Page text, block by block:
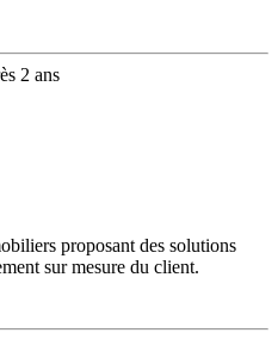
2 ans
proposant des solutions
sur mesure du client.